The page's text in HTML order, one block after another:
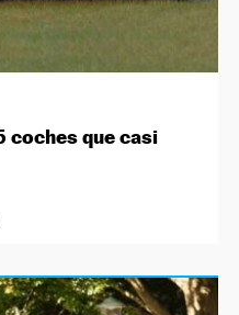
coches que casi